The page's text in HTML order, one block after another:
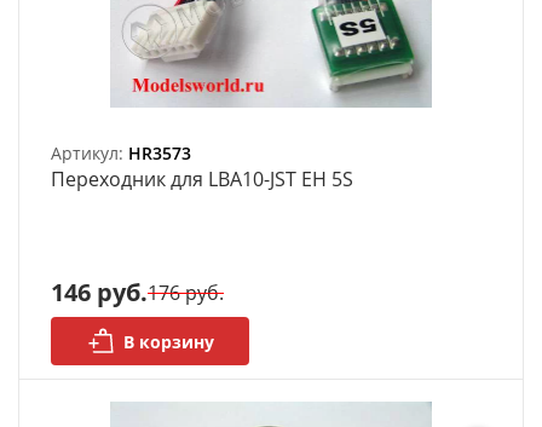
Артикул: HR3573
Переходник для LBA10-JST EH 5S
146 руб.176 руб.
В корзину